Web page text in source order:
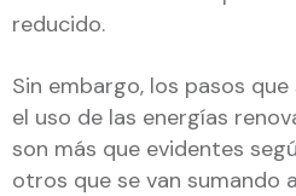
reducido.
Sin embargo, los pasos
el uso de las energías
son más que evidentes
otros que se van sumando